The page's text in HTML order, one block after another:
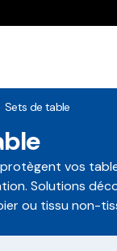
Sets de table
vos
Solutions
ou tissu non-